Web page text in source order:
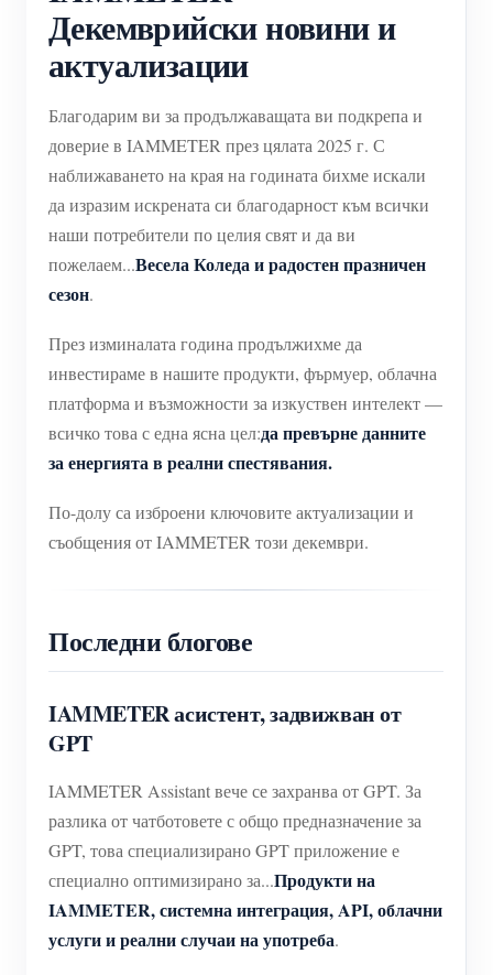
WiFi контролер за захранване
IAMMETER Cloud Pro
IAMMETER Симулатор
Виртуален измервателен уред
Система за енергийно прогнозиране и симулация
Енергиен монитор на слънчева фотоволтаична
Монитор за потребление на електроенергия
Система за управление на PV нагревател
Домашна автоматизация
Магазин
Ресурси
Бърз старт на продукта
Обучително видео
Блогове
Общност
Разгледайте
Контакт
Декемврийски новини и
актуализации
Благодарим ви за продължаващата ви подкрепа и
доверие в IAMMETER през цялата 2025 г. С
наближаването на края на годината бихме искали
да изразим искрената си благодарност към всички
наши потребители по целия свят и да ви
пожелаем...Весела Коледа и радостен празничен
сезон.
През изминалата година продължихме да
инвестираме в нашите продукти, фърмуер, облачна
платформа и възможности за изкуствен интелект —
всичко това с една ясна цел:да превърне данните
за енергията в реални спестявания.
По-долу са изброени ключовите актуализации и
съобщения от IAMMETER този декември.
Последни блогове
IAMMETER асистент, задвижван от
GPT
IAMMETER Assistant вече се захранва от GPT. За
разлика от чатботовете с общо предназначение за
GPT, това специализирано GPT приложение е
специално оптимизирано за...Продукти на
IAMMETER, системна интеграция, API, облачни
услуги и реални случаи на употреба.